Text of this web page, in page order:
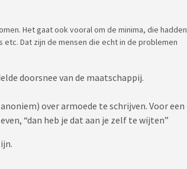
Het gaat ook vooral om de minima, die hadden
Dat zijn de mensen die echt in de problemen
doorsnee van de maatschappij.
over armoede te schrijven. Voor een
“dan heb je dat aan je zelf te wijten”